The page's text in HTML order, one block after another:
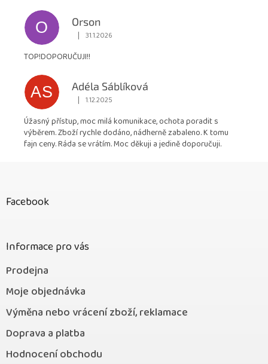
O
Orson
Hodnocení obchodu je 5 z 5 hvězdiček.
| 31.1.2026
TOP!DOPORUČUJI!!
AS
Adéla Sáblíková
Hodnocení obchodu je 5 z 5 hvězdiček.
| 1.12.2025
Úžasný přístup, moc milá komunikace, ochota poradit s
výběrem. Zboží rychle dodáno, nádherně zabaleno. K tomu
fajn ceny. Ráda se vrátím. Moc děkuji a jedině doporučuji.
Facebook
Informace pro vás
Prodejna
Moje objednávka
Výměna nebo vrácení zboží, reklamace
Doprava a platba
Hodnocení obchodu